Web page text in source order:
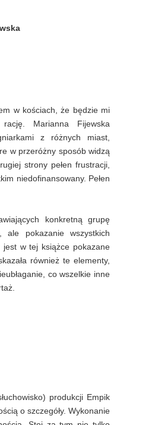
w kościach, że będzie mi
Marianna Fijewska
z różnych miast,
w przeróżny sposób widzą
strony pełen frustracji,
niedofinansowany. Pełen
konkretną grupę
pokazanie wszystkich
w tej książce pokazane
również te elementy,
co wszelkie inne
produkcji Empik
o szczegóły. Wykonanie